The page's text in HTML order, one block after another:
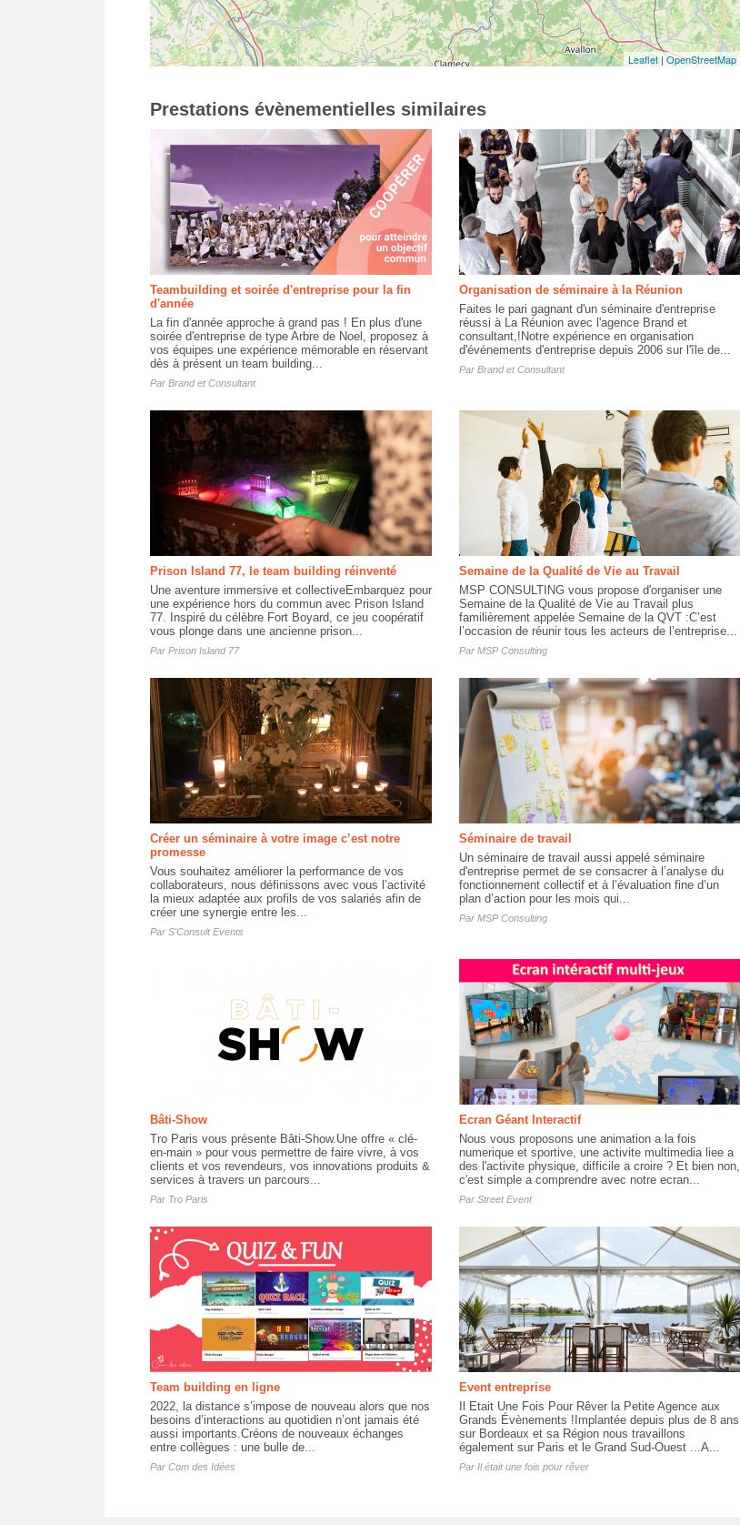
Leaflet|OpenStreetMap
Prestations évènementielles similaires
Teambuilding et soirée d'entreprise pour la fin
d'année
La fin d'année approche à grand pas ! En plus d'une
soirée d'entreprise de type Arbre de Noel, proposez à
vos équipes une expérience mémorable en réservant
dès à présent un team building...
Par Brand et Consultant
Organisation de séminaire à la Réunion
Faites le pari gagnant d'un séminaire d'entreprise
réussi à La Réunion avec l'agence Brand et
consultant,!Notre expérience en organisation
d'événements d'entreprise depuis 2006 sur l'île de...
Par Brand et Consultant
Prison Island 77, le team building réinventé
Une aventure immersive et collectiveEmbarquez pour
une expérience hors du commun avec Prison Island
77. Inspiré du célèbre Fort Boyard, ce jeu coopératif
vous plonge dans une ancienne prison...
Par Prison Island 77
Semaine de la Qualité de Vie au Travail
MSP CONSULTING vous propose d'organiser une
Semaine de la Qualité de Vie au Travail plus
familièrement appelée Semaine de la QVT :C’est
l’occasion de réunir tous les acteurs de l’entreprise...
Par MSP Consulting
Créer un séminaire à votre image c’est notre
promesse
Vous souhaitez améliorer la performance de vos
collaborateurs, nous définissons avec vous l’activité
la mieux adaptée aux profils de vos salariés afin de
créer une synergie entre les...
Par S'Consult Events
Séminaire de travail
Un séminaire de travail aussi appelé séminaire
d'entreprise permet de se consacrer à l’analyse du
fonctionnement collectif et à l’évaluation fine d’un
plan d’action pour les mois qui...
Par MSP Consulting
Bâti-Show
Tro Paris vous présente Bâti-Show.Une offre « clé-
en-main » pour vous permettre de faire vivre, à vos
clients et vos revendeurs, vos innovations produits &
services à travers un parcours...
Par Tro Paris
Ecran Géant Interactif
Nous vous proposons une animation a la fois
numerique et sportive, une activite multimedia liee a
des l'activite physique, difficile a croire ? Et bien non,
c'est simple a comprendre avec notre ecran...
Par Street Event
Team building en ligne
2022, la distance s’impose de nouveau alors que nos
besoins d’interactions au quotidien n’ont jamais été
aussi importants.Créons de nouveaux échanges
entre collègues : une bulle de...
Par Com des Idées
Event entreprise
Il Etait Une Fois Pour Rêver la Petite Agence aux
Grands Évènements !Implantée depuis plus de 8 ans
sur Bordeaux et sa Région nous travaillons
également sur Paris et le Grand Sud-Ouest ...A...
Par Il était une fois pour rêver